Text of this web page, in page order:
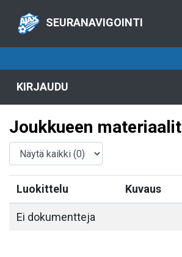
SEURANAVIGOINTI
KIRJAUDU
Joukkueen materiaalit
Luokittelu Kuvaus
Ei dokumentteja